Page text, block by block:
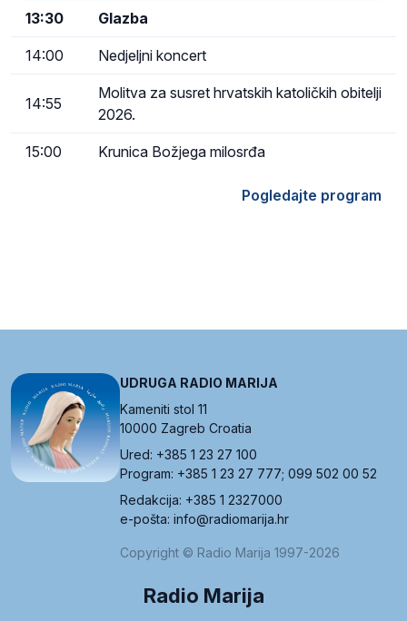
13:30 Glazba
14:00 Nedjeljni koncert
14:55
Molitva za susret hrvatskih katoličkih obitelji
2026.
15:00 Krunica Božjega milosrđa
Pogledajte program
UDRUGA RADIO MARIJA
Kameniti stol 11
10000 Zagreb Croatia
Ured: +385 1 23 27 100
Program: +385 1 23 27 777; 099 502 00 52
Redakcija: +385 1 2327000
e-pošta: info@radiomarija.hr
Copyright © Radio Marija 1997-2026
Radio Marija